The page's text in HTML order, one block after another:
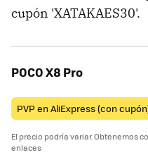
cupón 'XATAKAES30'.
POCO X8 Pro
PVP en AliExpress (con
El precio podría variar. Obtenemos
enlaces